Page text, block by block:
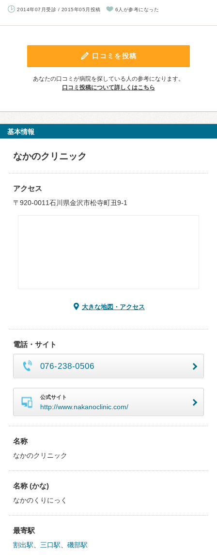
2014年07月受診 / 2015年05月投稿 6人が参考になった
口コミを投稿
あなたの口コミが病院を探している人の参考になります。
口コミ投稿について詳しくはこちら
基本情報
なかのクリニック
アクセス
〒920-0011石川県金沢市松寺町丑9-1
大きな地図・アクセス
電話・サイト
076-238-0506
公式サイト
http://www.nakanoclinic.com/
名称
なかのクリニック
名称 (かな)
なかのくりにっく
最寄駅
割出駅 三口駅 磯部駅